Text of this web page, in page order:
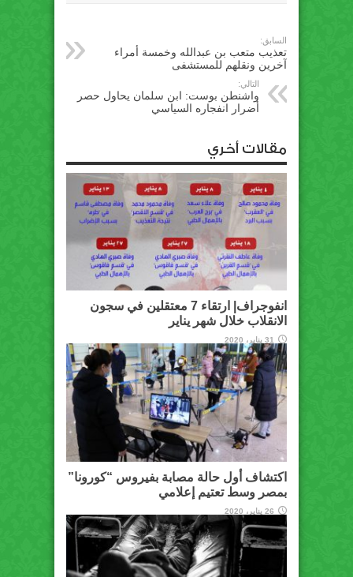
السابق:
تعذيب متعب بن عبدالله وخمسة أمراء
آخرين ونقلهم للمستشفى
التالي:
واشنطن بوست: ابن سلمان يحاول حصر
أضرار انفجاره السياسي
مقالات أخري
انفوجراف| ارتقاء 7 معتقلين في سجون
الانقلاب خلال شهر يناير
31 يناير، 2020
اكتشاف أول حالة مصابة بفيروس “كورونا”
بمصر وسط تعتيم إعلامي
26 يناير، 2020